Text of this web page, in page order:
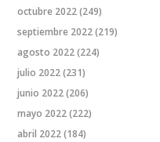
octubre 2022(249)
septiembre 2022(219)
agosto 2022(224)
julio 2022(231)
junio 2022(206)
mayo 2022(222)
abril 2022(184)